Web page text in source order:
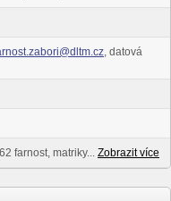
, datová
farnost, matriky... Zobrazit více